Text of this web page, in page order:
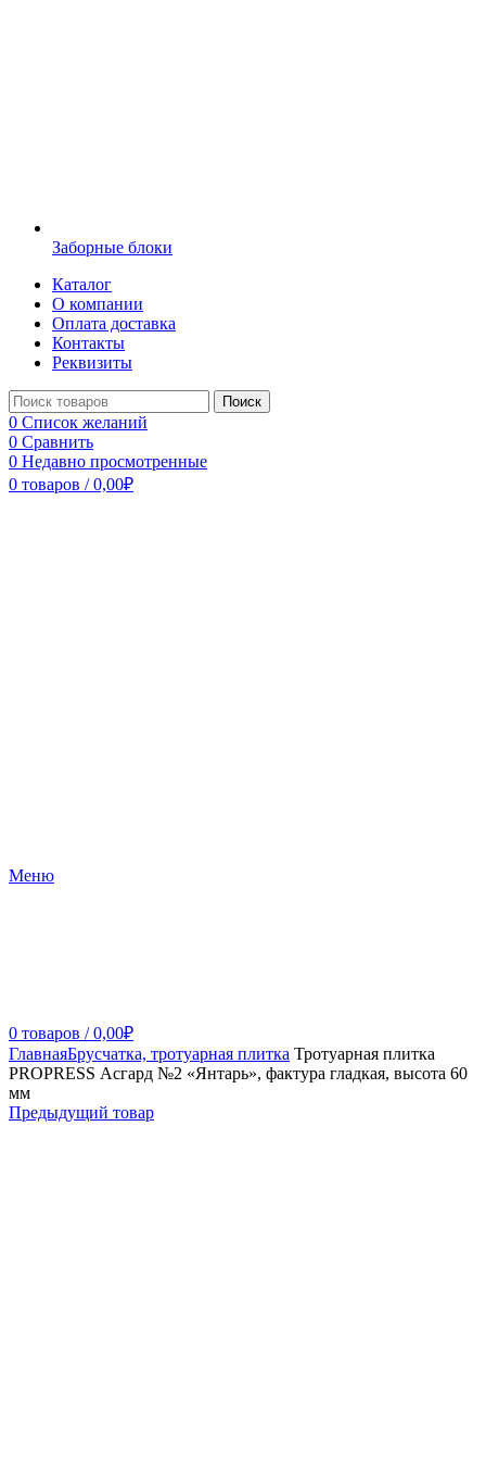
Заборные блоки
Каталог
О компании
Оплата доставка
Контакты
Реквизиты
Поиск
0 Список желаний
0 Сравнить
0 Недавно просмотренные
0 товаров / 0,00₽
Меню
0 товаров / 0,00₽
ГлавнаяБрусчатка, тротуарная плитка Тротуарная плитка
PROPRESS Асгард №2 «Янтарь», фактура гладкая, высота 60
мм
Предыдущий товар